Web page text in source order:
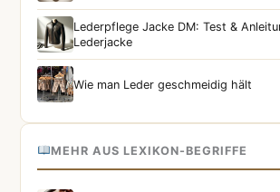
Lederpflege Jacke DM: Test &
Lederjacke
Wie man Leder geschmeidig hält
MEHR AUS LEXIKON-BEGRIFFE